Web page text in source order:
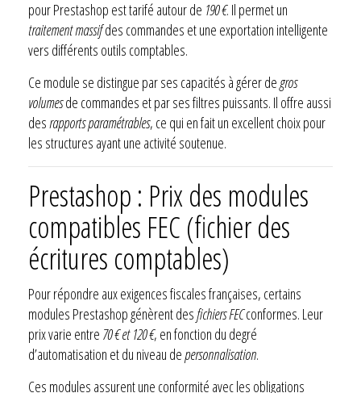
pour Prestashop est tarifé autour de 190 €. Il permet un
traitement massifdes commandes et une exportation intelligente
vers différents outils comptables.
Ce module se distingue par ses capacités à gérer de gros
volumesde commandes et par ses filtres puissants. Il offre aussi
des rapports paramétrables, ce qui en fait un excellent choix pour
les structures ayant une activité soutenue.
Prestashop : Prix des modules
compatibles FEC (fichier des
écritures comptables)
Pour répondre aux exigences fiscales françaises, certains
modules Prestashop génèrent desfichiers FECconformes. Leur
prix varie entre 70 € et 120 €, en fonction du degré
d’automatisation et du niveau depersonnalisation.
Ces modules assurent une conformité avec les obligations